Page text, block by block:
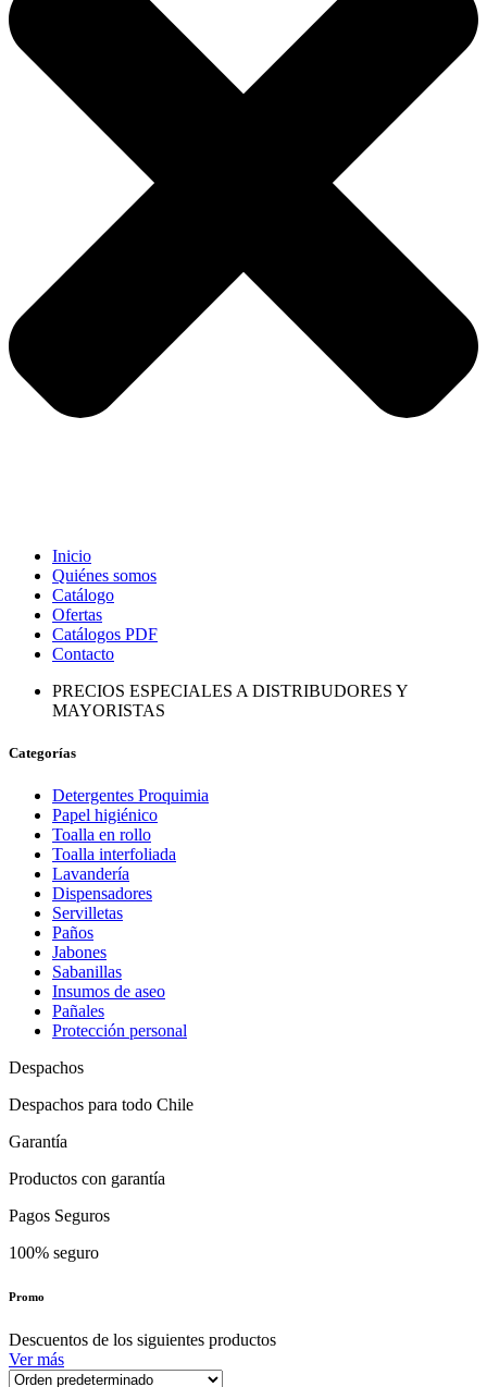
Inicio
Quiénes somos
Catálogo
Ofertas
Catálogos PDF
Contacto
PRECIOS ESPECIALES A DISTRIBUDORES Y
MAYORISTAS
Categorías
Detergentes Proquimia
Papel higiénico
Toalla en rollo
Toalla interfoliada
Lavandería
Dispensadores
Servilletas
Paños
Jabones
Sabanillas
Insumos de aseo
Pañales
Protección personal
Despachos
Despachos para todo Chile
Garantía
Productos con garantía
Pagos Seguros
100% seguro
Promo
Descuentos de los siguientes productos
Ver más